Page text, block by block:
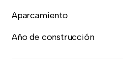
Aparcamiento
Año de construcción